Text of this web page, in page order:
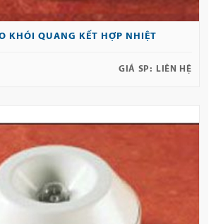
KHÓI QUANG KẾT HỢP NHIỆT
GIÁ SP: LIÊN HỆ